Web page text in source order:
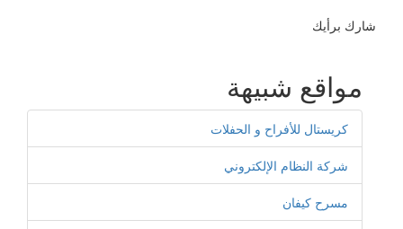
شارك برأيك
مواقع شبيهة
كريستال للأفراح و الحفلات
شركة النظام الإلكتروني
مسرح كيفان